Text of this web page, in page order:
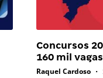
Concursos
160 mil
Raquel Cardoso •